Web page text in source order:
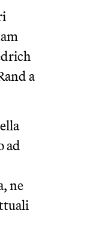
a
ad
ne